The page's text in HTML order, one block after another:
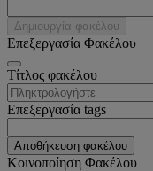
Δημιουργία φακέλου
Επεξεργασία Φακέλου
Tίτλος φακέλου
Επεξεργασία tags
Αποθήκευση φακέλου
Κοινοποίηση Φακέλου